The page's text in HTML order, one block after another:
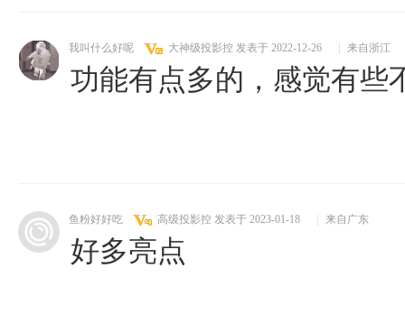
我叫什么好呢 大神级投影控 发表于 2022-12-26 来自浙江
功能有点多的，感觉有些
鱼粉好好吃 高级投影控 发表于 2023-01-18 来自广东
好多亮点